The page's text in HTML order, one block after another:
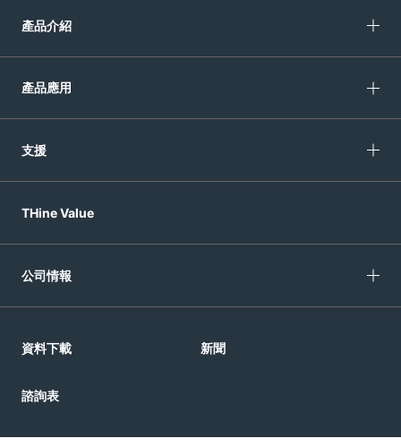
產品介紹
產品應用
支援
THine Value
公司情報
資料下載 新聞
諮詢表